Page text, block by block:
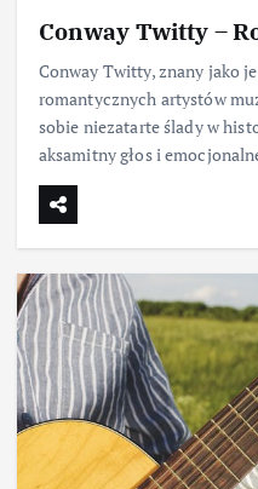
Conway Twitty –
Conway Twitty, znany jako
romantycznych artystów
sobie niezatarte ślady w
aksamitny głos i